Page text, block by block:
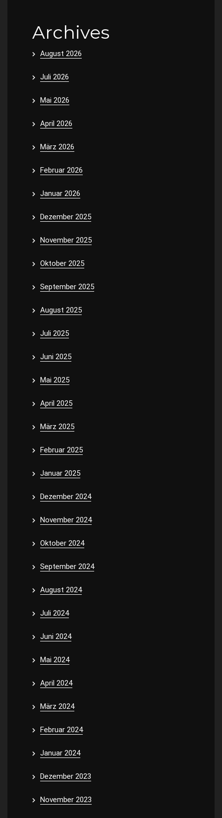
Archives
August 2026
Juli 2026
Mai 2026
April 2026
März 2026
Februar 2026
Januar 2026
Dezember 2025
November 2025
Oktober 2025
September 2025
August 2025
Juli 2025
Juni 2025
Mai 2025
April 2025
März 2025
Februar 2025
Januar 2025
Dezember 2024
November 2024
Oktober 2024
September 2024
August 2024
Juli 2024
Juni 2024
Mai 2024
April 2024
März 2024
Februar 2024
Januar 2024
Dezember 2023
November 2023